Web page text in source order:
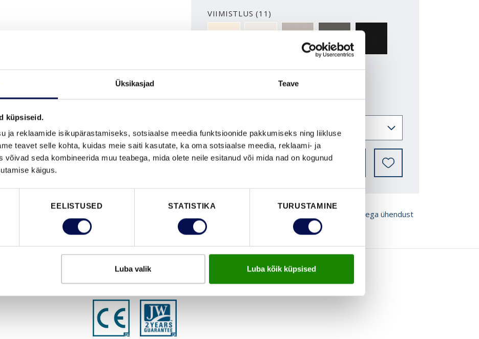
Üksikasjad Teave
küpsiseid.
ja reklaamide isikupärastamiseks, sotsiaalse meedia funktsioonide pakkumiseks ning liikluse
teavet selle kohta, kuidas meie saiti kasutate, ka oma sotsiaalse meedia, reklaami- ja
võivad seda kombineerida muu teabega, mida olete neile esitanud või mida nad on kogunud
käigus.
EELISTUSED STATISTIKA TURUSTAMINE
Luba valik Luba kõik küpsised
VIIMISTLUS (11)
NCS S0502-YNCS S0500-NNCS S3502-YNCS S7000-NNCS S9000-N
LEIA EDASIMÜÜJA
Võta meiega ühendust